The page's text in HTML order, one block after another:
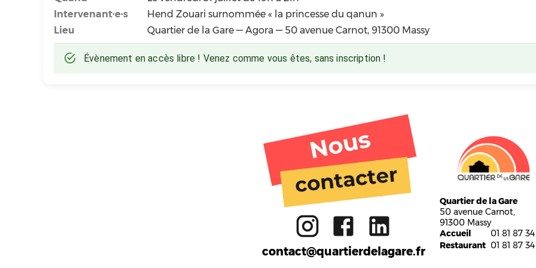
Intervenant·e·s
Hend Zouari surnommée « la princesse du qanun »
Lieu
Quartier de la Gare — Agora — 50 avenue Carnot, 91300 Massy
Évènement en accès libre ! Venez comme vous êtes, sans inscription !
contact@quartierdelagare.fr
Quartier de la Gare
50 avenue Carnot,
91300 Massy
Accueil
01 81 87
Restaurant 01 81 87
Tiers lieu
Activités
Ateliers
Gare aux enfants
Restaurant
FabLab